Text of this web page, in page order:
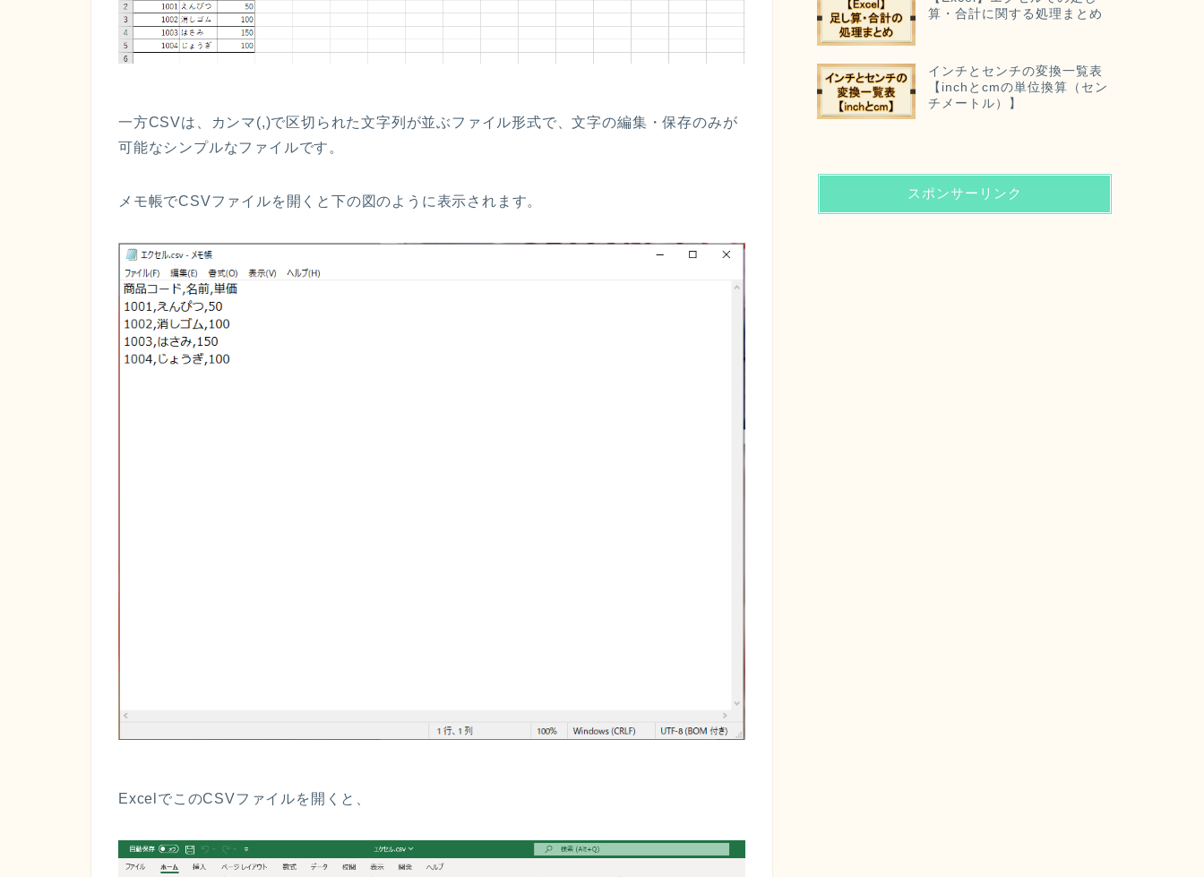
一方CSVは 、 カンマ(,)で区切られた文字列が並ぶファイル形式で、文字の編集 ・保存のみが
可能なシンプルなファイルです。
メモ帳でCSVファイルを開くと 下の図のように表示されます。
Excel でこのCSVファイルを 開くと
算・合計に関する処理まとめ
インチとセンチの変換一覧表
【inchとcmの単位換算（セン
チメートル）】
スポンサーリンク